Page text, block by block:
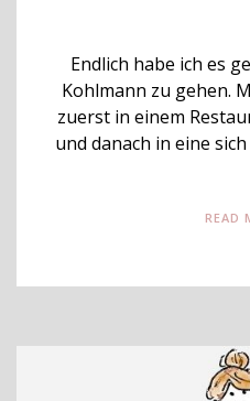
Endlich habe ich es
Kohlmann zu gehen.
zuerst in einem
und danach in eine
READ